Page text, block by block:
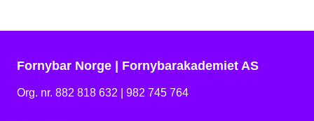
Fornybar Norge | Fornybarakademiet AS
Org. nr. 882 818 632 | 982 745 764